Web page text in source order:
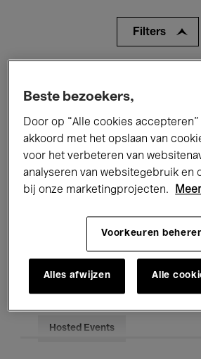
Filters
Performances Lezingen &
Jazz Klassieke Muziek
Onderwijs Rondleidingen
Hosted Events
Beste bezoekers,
Door op “Alle cookies
akkoord met het opslaan van
voor het verbeteren van
analyseren van websitegebruik en
bij onze marketingprojecten.
Voorkeuren
Alles afwijzen Alle